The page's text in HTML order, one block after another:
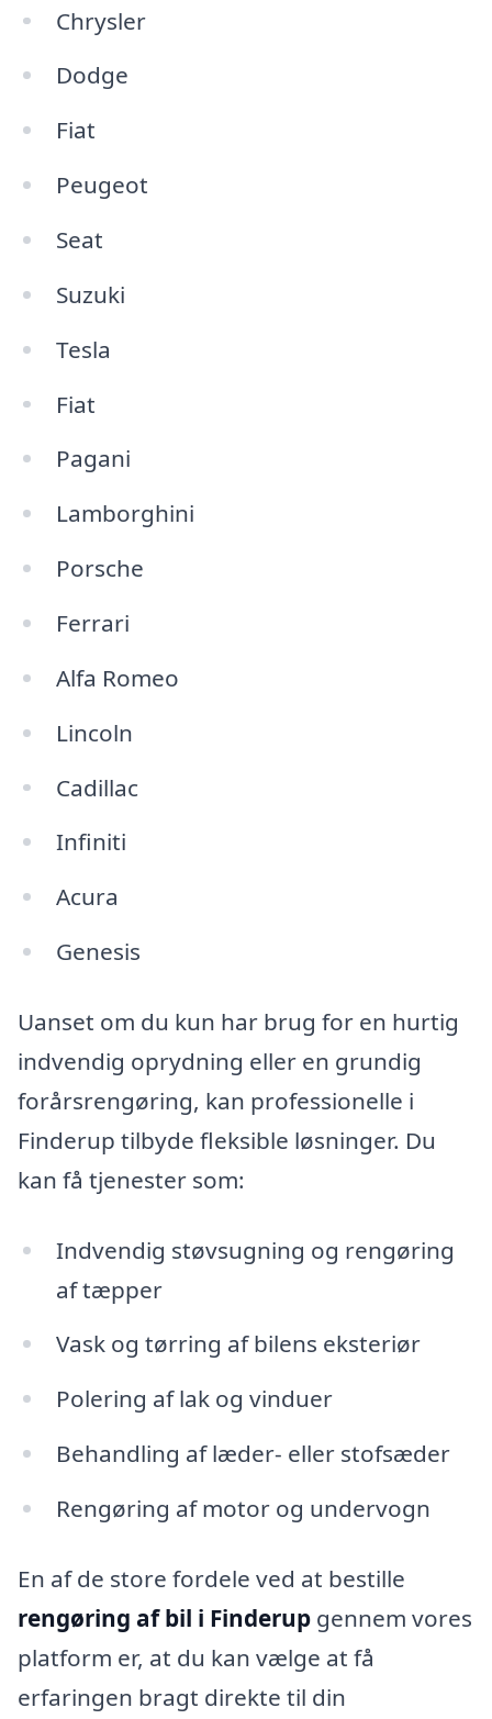
Chrysler
Dodge
Fiat
Peugeot
Seat
Suzuki
Tesla
Fiat
Pagani
Lamborghini
Porsche
Ferrari
Alfa Romeo
Lincoln
Cadillac
Infiniti
Acura
Genesis
Uanset om du kun har brug for en hurtig
indvendig oprydning eller en grundig
forårsrengøring, kan professionelle i
Finderup tilbyde fleksible løsninger. Du
kan få tjenester som:
Indvendig støvsugning og rengøring
af tæpper
Vask og tørring af bilens eksteriør
Polering af lak og vinduer
Behandling af læder- eller stofsæder
Rengøring af motor og undervogn
En af de store fordele ved at bestille
rengøring af bil i Finderup gennem vores
platform er, at du kan vælge at få
erfaringen bragt direkte til din